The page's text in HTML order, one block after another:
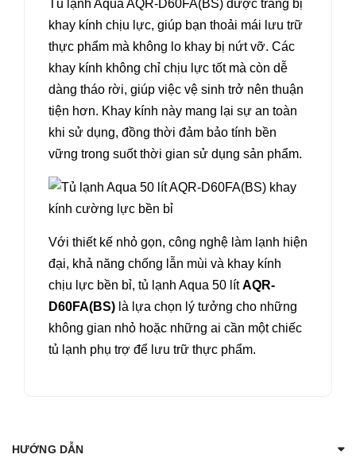
Tủ lạnh Aqua AQR-D60FA(BS) được trang bị
khay kính chịu lực, giúp bạn thoải mái lưu trữ
thực phẩm mà không lo khay bị nứt vỡ. Các
khay kính không chỉ chịu lực tốt mà còn dễ
dàng tháo rời, giúp việc vệ sinh trở nên thuận
tiện hơn. Khay kính này mang lại sự an toàn
khi sử dụng, đồng thời đảm bảo tính bền
vững trong suốt thời gian sử dụng sản phẩm.
Với thiết kế nhỏ gọn, công nghệ làm lạnh hiện
đại, khả năng chống lẫn mùi và khay kính
chịu lực bền bỉ, tủ lạnh Aqua 50 lítAQR-
D60FA(BS) là lựa chọn lý tưởng cho những
không gian nhỏ hoặc những ai cần một chiếc
tủ lạnh phụ trợ để lưu trữ thực phẩm.
HƯỚNG DẪN